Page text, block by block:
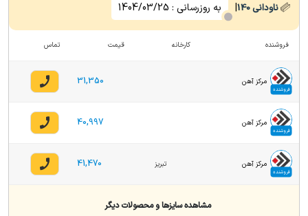
ناودانی140
| به روزرسانی : 1404/03/25
فروشنده کارخانه قیمت تماس
فروشنده
مرکز آهن 31,350
فروشنده
مرکز آهن 40,997
فروشنده
مرکز آهن تبریز 41,470
مشاهده سایزها و محصولات دیگر